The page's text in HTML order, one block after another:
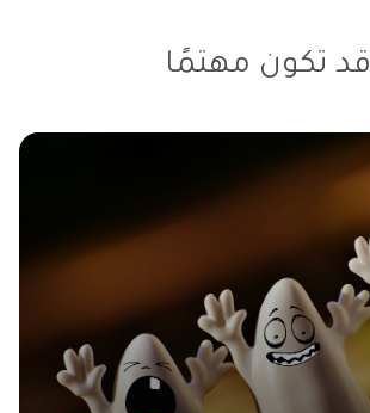
قد تكون مهتمًا